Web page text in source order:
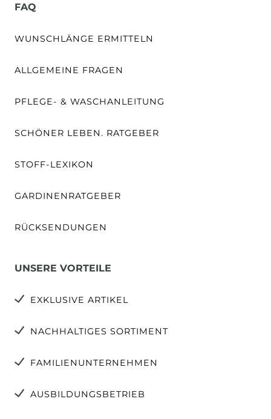
FAQ
WUNSCHLÄNGE ERMITTELN
ALLGEMEINE FRAGEN
PFLEGE- & WASCHANLEITUNG
SCHÖNER LEBEN. RATGEBER
STOFF-LEXIKON
GARDINENRATGEBER
RÜCKSENDUNGEN
UNSERE VORTEILE
EXKLUSIVE ARTIKEL
NACHHALTIGES SORTIMENT
FAMILIENUNTERNEHMEN
AUSBILDUNGSBETRIEB